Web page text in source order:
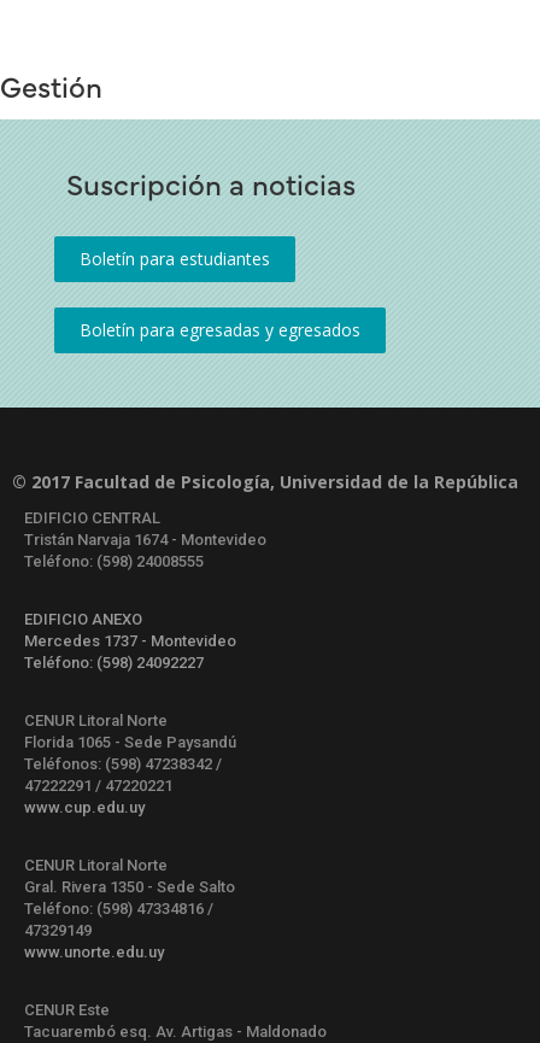
Gestión
Suscripción a noticias
© 2017 Facultad de Psicología, Universidad de la República
EDIFICIO CENTRAL
Tristán Narvaja 1674 - Montevideo
Teléfono: (598) 24008555
EDIFICIO ANEXO
Mercedes 1737 - Montevideo
Teléfono: (598) 24092227
CENUR Litoral Norte
Florida 1065 - Sede Paysandú
Teléfonos: (598) 47238342 /
47222291 / 47220221
www.cup.edu.uy
CENUR Litoral Norte
Gral. Rivera 1350 - Sede Salto
Teléfono: (598) 47334816 /
47329149
www.unorte.edu.uy
CENUR Este
Tacuarembó esq. Av. Artigas - Maldonado